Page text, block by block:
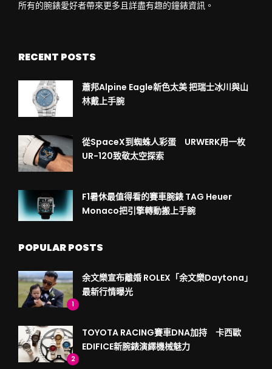
所有的腕錶愛好者帶來更多且詳盡有趣的鐘錶資訊。
RECENT POSTS
蕭邦Alpine Eagle新色太美 把瑞士冰川與山
林戴上手腕
從SpaceX到蜘蛛人彩蛋 URWERK用一枚
UR-120致敬太空探索
F1暑休最值得看的賽車腕錶 TAG Heuer
Monaco把引擎轉動搬上手腕
POPULAR POSTS
1
余文樂宣布離婚 ROLEX「余文樂Daytona」
最新行情曝光
2
TOYOTA RACING賽車DNA加持 卡西歐
EDIFICE新腕錶演繹機械魅力